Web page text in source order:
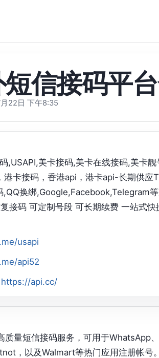
短信接码平
22日 下午8:35
,USAPI,美卡接码,美卡在线接码,美卡
港卡接码，香港api，港卡api-长期供
,QQ换绑,Google,Facebook,Telegram
接码 可定制号段 可长期续费 一站式
usapi
api52
https://api.cc/
质量短信接码服务，可用于WhatsApp
，以及Walmart等热门应用注册帐号。